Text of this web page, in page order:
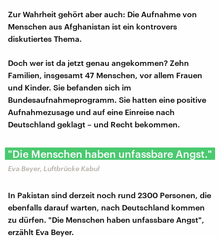
Zur Wahrheit gehört aber auch: Die Aufnahme von
Menschen aus Afghanistan ist ein kontrovers
diskutiertes Thema.
Doch wer ist da jetzt genau angekommen? Zehn
Familien, insgesamt 47 Menschen, vor allem Frauen
und Kinder. Sie befanden sich im
Bundesaufnahmeprogramm. Sie hatten eine positive
Aufnahmezusage und auf eine Einreise nach
Deutschland geklagt – und Recht bekommen.
"Die Menschen haben unfassbare Angst."
Eva Beyer, Luftbrücke Kabul
In Pakistan sind derzeit noch rund 2300 Personen, die
ebenfalls darauf warten, nach Deutschland kommen
zu dürfen. "Die Menschen haben unfassbare Angst",
erzählt Eva Beyer.